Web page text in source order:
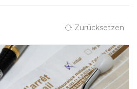
Zurücksetzen